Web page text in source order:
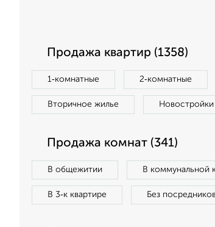
Продажа квартир (1358)
1‑комнатные 2‑комнатные
Вторичное жилье Новостройки
Продажа комнат (341)
В общежитии В коммунальной
В 3‑к квартире Без